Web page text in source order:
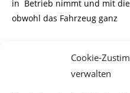
Cookie-
verwalten
in Betrieb nimmt und mit
obwohl das Fahrzeug ganz
Verkehrssicherheit